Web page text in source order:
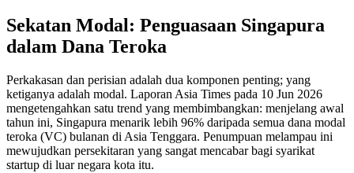
Sekatan Modal: Penguasaan Singapura
dalam Dana Teroka
Perkakasan dan perisian adalah dua komponen penting; yang
ketiganya adalah modal. Laporan Asia Times pada 10 Jun 2026
mengetengahkan satu trend yang membimbangkan: menjelang awal
tahun ini, Singapura menarik lebih 96% daripada semua dana modal
teroka (VC) bulanan di Asia Tenggara. Penumpuan melampau ini
mewujudkan persekitaran yang sangat mencabar bagi syarikat
startup di luar negara kota itu.